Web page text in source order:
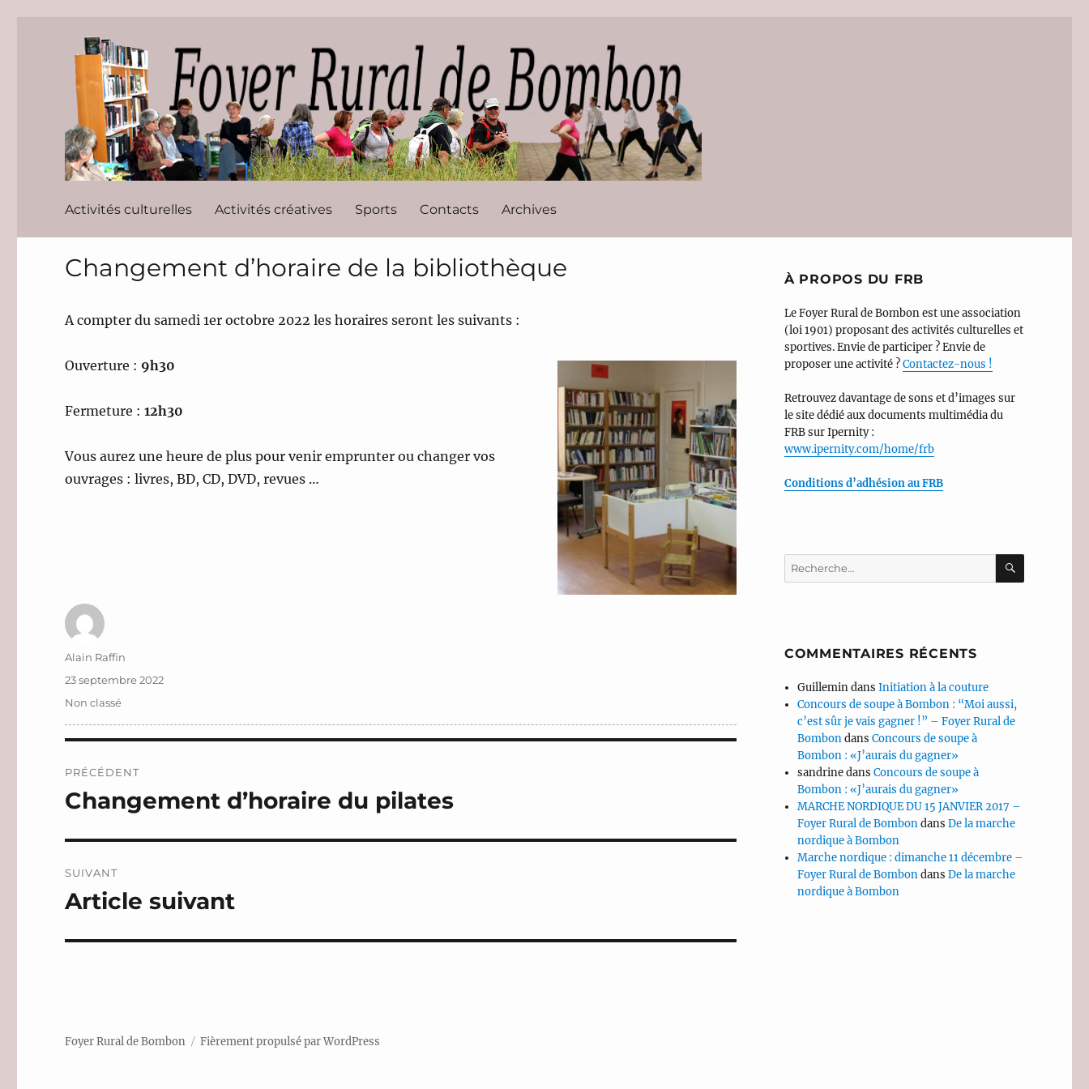
Foyer Rural de Bombon
Activités culturelles Activités créatives Sports Contacts Archives
Changement d’horaire de la bibliothèque
A compter du samedi 1er octobre 2022 les horaires seront les suivants :
Ouverture : 9h30
Fermeture :12h30
Vous aurez une heure de plus pour venir emprunter ou changer vos
ouvrages : livres, BD, CD, DVD, revues …
Auteur
Alain Raffin
Publié
23 septembre 2022
Catégories
Non classé
de
PRÉCÉDENT
Publication
Changement d’horaire du pilates
SUIVANT
Publication
Article suivant
À PROPOS DU FRB
Le Foyer Rural de Bombon est une association
(loi 1901) proposant des activités culturelles et
sportives. Envie de participer ? Envie de
proposer une activité ?Contactez-nous !
Retrouvez davantage de sons et d’images sur
le site dédié aux documents multimédia du
FRB sur Ipernity :
www.ipernity.com/home/frb
Conditions d’adhésion au FRB
Recherche
pour :
COMMENTAIRES RÉCENTS
GuillemindansInitiation à la couture
Concours de soupe à Bombon : “Moi aussi,
c’est sûr je vais gagner !” – Foyer Rural de
BombondansConcours de soupe à
Bombon : «J’aurais du gagner»
sandrinedansConcours de soupe à
Bombon : «J’aurais du gagner»
MARCHE NORDIQUE DU 15 JANVIER 2017 –
Foyer Rural de BombondansDe la marche
nordique à Bombon
Marche nordique : dimanche 11 décembre –
Foyer Rural de BombondansDe la marche
nordique à Bombon
Foyer Rural de Bombon Fièrement propulsé par WordPress